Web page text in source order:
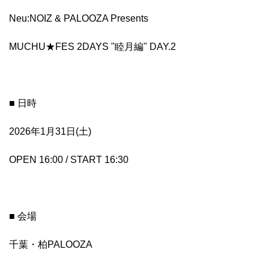
Neu:NOIZ & PALOOZA Presents
MUCHU★FES 2DAYS "睦月編" DAY.2
■ 日時
2026年1月31日(土)
OPEN 16:00 / START 16:30
■ 会場
千葉・柏PALOOZA